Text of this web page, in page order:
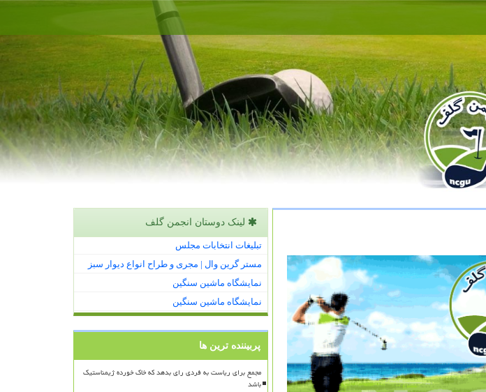
لینک دوستان انجمن گلف
تبلیغات انتخابات مجلس
مستر گرین وال | مجری و طراح انواع دیوار سبز
نمایشگاه ماشین سنگین
نمایشگاه ماشین سنگین
پربیننده ترین ها
مجمع برای ریاست به فردی رای بدهد که خاک خورده ژیمناستیک
باشد